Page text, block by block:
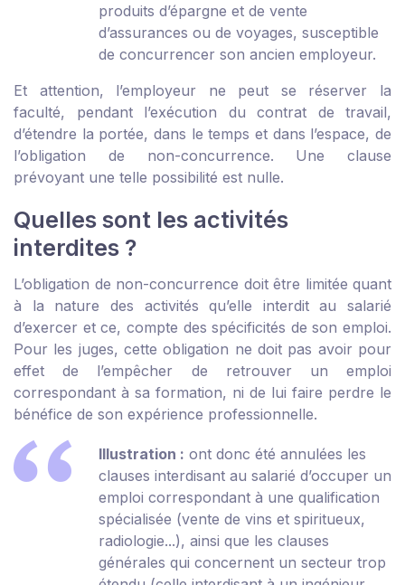
produits d’épargne et de vente
d’assurances ou de voyages, susceptible
de concurrencer son ancien employeur.
Et attention, l’employeur ne peut se réserver la
faculté, pendant l’exécution du contrat de travail,
d’étendre la portée, dans le temps et dans l’espace, de
l’obligation de non-concurrence. Une clause
prévoyant une telle possibilité est nulle.
Quelles sont les activités
interdites ?
L’obligation de non-concurrence doit être limitée quant
à la nature des activités qu’elle interdit au salarié
d’exercer et ce, compte des spécificités de son emploi.
Pour les juges, cette obligation ne doit pas avoir pour
effet de l’empêcher de retrouver un emploi
correspondant à sa formation, ni de lui faire perdre le
bénéfice de son expérience professionnelle.
Illustration : ont donc été annulées les
clauses interdisant au salarié d’occuper un
emploi correspondant à une qualification
spécialisée (vente de vins et spiritueux,
radiologie...), ainsi que les clauses
générales qui concernent un secteur trop